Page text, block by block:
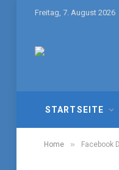
Freitag, 7. August 2026
STARTSEITE
Home » Facebook